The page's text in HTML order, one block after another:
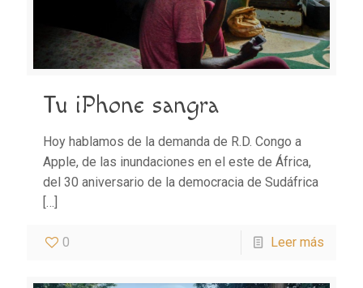
Tu iPhone sangra
Hoy hablamos de la demanda de R.D. Congo a
Apple, de las inundaciones en el este de África,
del 30 aniversario de la democracia de Sudáfrica
[…]
0 Leer más